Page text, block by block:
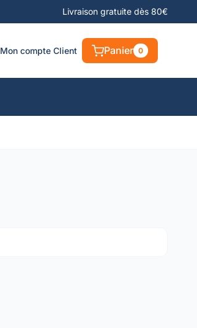
Livraison gratuite dès 80€
Mon compte Client Panier 0